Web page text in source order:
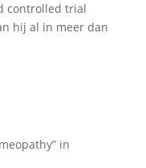
controlled trial
hij al in meer dan
in